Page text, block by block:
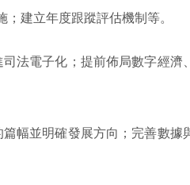
建立年度跟蹤評估機制等。
法電子化；提前佈局數字經濟
幅並明確發展方向；完善數據